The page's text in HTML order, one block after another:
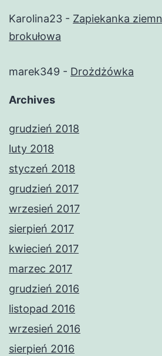
Karolina23 - Zapiekanka
brokułowa
marek349 - Drożdżówka
Archives
grudzień 2018
luty 2018
styczeń 2018
grudzień 2017
wrzesień 2017
sierpień 2017
kwiecień 2017
marzec 2017
grudzień 2016
listopad 2016
wrzesień 2016
sierpień 2016